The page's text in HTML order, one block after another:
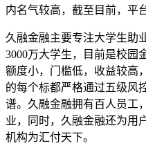
内名气较高，截至目前，平
久融金融主要专注大学生助
3000万大学生，目前是校园
额度小，门槛低，收益较高
的每个标都严格通过五级风
谱。久融金融拥有百人员工
业，同时，久融金融还为用
机构为汇付天下。